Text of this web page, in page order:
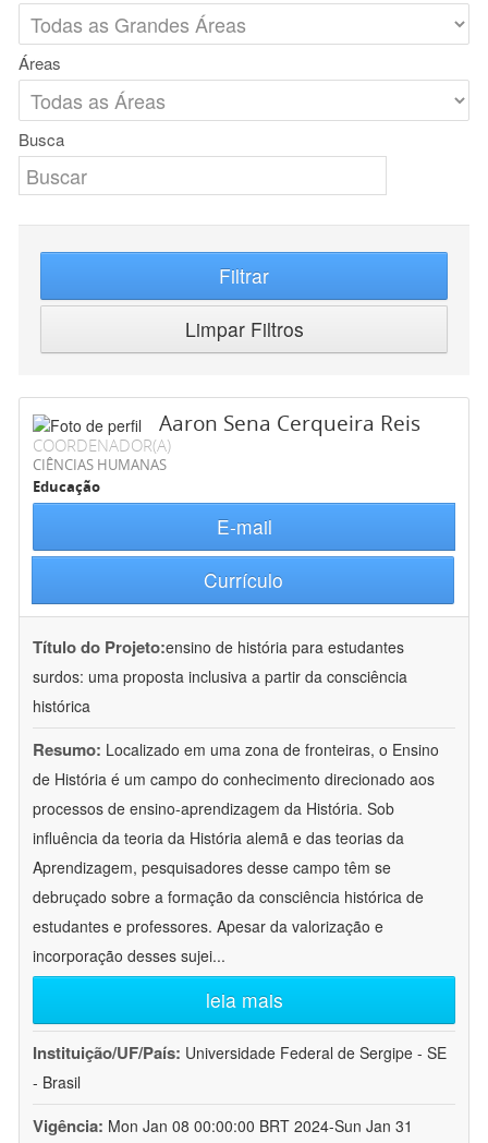
Áreas
Busca
Filtrar
Limpar Filtros
Aaron Sena Cerqueira Reis
COORDENADOR(A)
CIÊNCIAS HUMANAS
Educação
E-mail
Currículo
Título do Projeto:ensino de história para estudantes
surdos: uma proposta inclusiva a partir da consciência
histórica
Resumo: Localizado em uma zona de fronteiras, o Ensino
de História é um campo do conhecimento direcionado aos
processos de ensino-aprendizagem da História. Sob
influência da teoria da História alemã e das teorias da
Aprendizagem, pesquisadores desse campo têm se
debruçado sobre a formação da consciência histórica de
estudantes e professores. Apesar da valorização e
incorporação desses sujei...
leia mais
Instituição/UF/País: Universidade Federal de Sergipe - SE
- Brasil
Vigência: Mon Jan 08 00:00:00 BRT 2024-Sun Jan 31